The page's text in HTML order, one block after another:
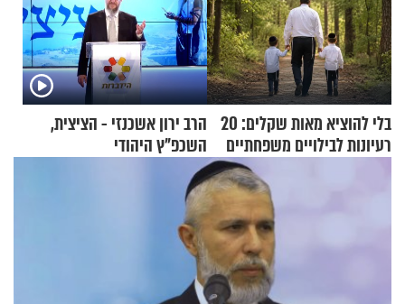
בלי להוציא מאות שקלים: 20
רעיונות לבילויים משפחתיים
הרב ירון אשכנזי - הציצית,
השכפ"ץ היהודי